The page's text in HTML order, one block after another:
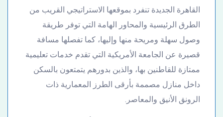
القاهرة الجديدة تنفرد بموقعها الاستراتيجي القريب من
الطرق الرئيسية والمحاور الهامة التي توفر طريقة
وصول سهلة ومريحة منها وإليها، كما تفصلها مسافة
قصيرة عن الجامعة الأمريكية التي تقدم خدمات تعليمية
ممتازة للقاطنين بها، والذين بدورهم يتمتعون بالسكن
داخل منازل مصممة بأرقى الطرز المعمارية ذات
الرونق الأنيق والمعاصر.